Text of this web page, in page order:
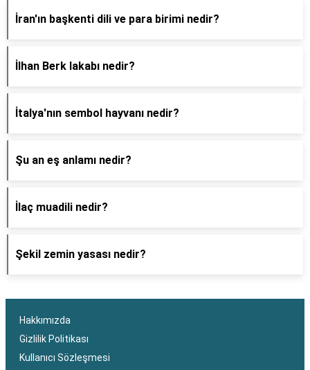
İran'ın başkenti dili ve para birimi nedir?
İlhan Berk lakabı nedir?
İtalya'nın sembol hayvanı nedir?
Şu an eş anlamı nedir?
İlaç muadili nedir?
Şekil zemin yasası nedir?
Hakkımızda
Gizlilik Politikası
Kullanıcı Sözleşmesi